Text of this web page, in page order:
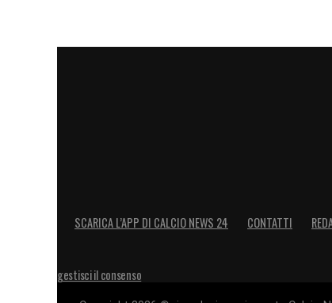
SCARICA L’APP DI CALCIO NEWS 24 CONTATTI
gestisci il consenso